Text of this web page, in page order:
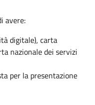
avere:
digitale), carta
nazionale dei servizi
per la presentazione